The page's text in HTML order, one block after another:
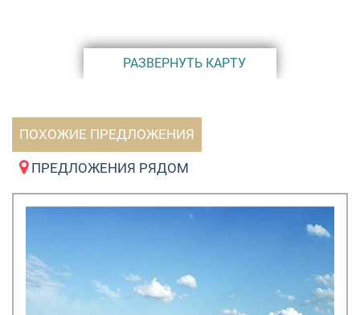
Если вы хотите жить в собственном
ежедневно наслаждаться спокойствием природы и
ипотеке: Сбербанк, ЛОКО банк, Ак Барс, РосСельХоз
Можно использовать при покупке средства
"Земельного" и "Материнского" капиталов.*
* Подробные условия на сайте www.fakt-group.ru
РАЗВЕРНУТЬ КАРТУ
ПОХОЖИЕ ПРЕДЛОЖЕНИЯ
ПРЕДЛОЖЕНИЯ РЯДОМ